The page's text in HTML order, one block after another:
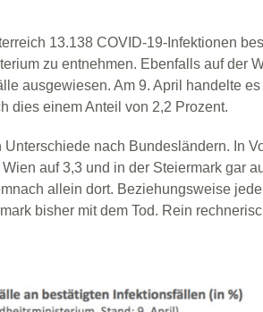
13.138 COVID-19-Infektionen
zu entnehmen. Ebenfalls auf der
ausgewiesen. Am 9. April handelte
dies einem Anteil von 2,2 Prozent.
nach Bundesländern. In
auf 3,3 und in der Steiermark gar
allein dort. Beziehungsweise
bisher mit dem Tod. Rein